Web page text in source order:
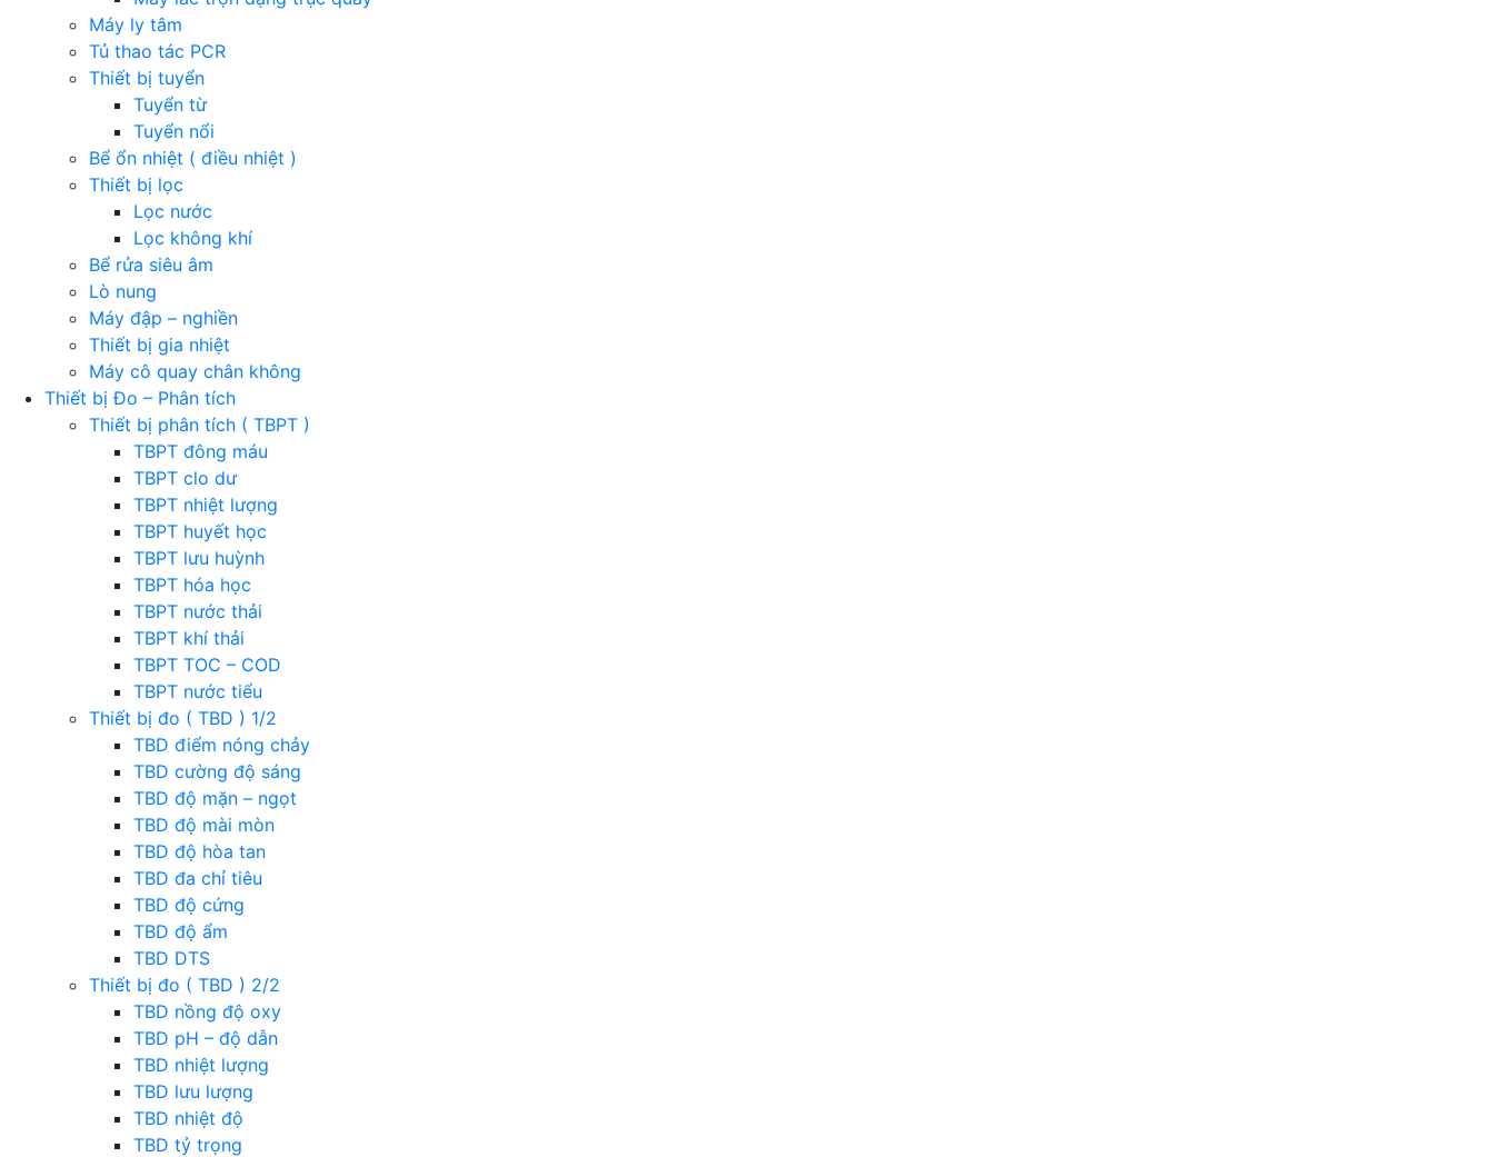
Máy ly tâm
Tủ thao tác PCR
Thiết bị tuyển
Tuyển từ
Tuyển nổi
Bể ổn nhiệt ( điều nhiệt )
Thiết bị lọc
Lọc nước
Lọc không khí
Bể rửa siêu âm
Lò nung
Máy đập – nghiền
Thiết bị gia nhiệt
Máy cô quay chân không
Thiết bị Đo – Phân tích
Thiết bị phân tích ( TBPT )
TBPT đông máu
TBPT clo dư
TBPT nhiệt lượng
TBPT huyết học
TBPT lưu huỳnh
TBPT hóa học
TBPT nước thải
TBPT khí thải
TBPT TOC – COD
TBPT nước tiểu
Thiết bị đo ( TBD ) 1/2
TBD điểm nóng chảy
TBD cường độ sáng
TBD độ mặn – ngọt
TBD độ mài mòn
TBD độ hòa tan
TBD đa chỉ tiêu
TBD độ cứng
TBD độ ẩm
TBD DTS
Thiết bị đo ( TBD ) 2/2
TBD nồng độ oxy
TBD pH – độ dẫn
TBD nhiệt lượng
TBD lưu lượng
TBD nhiệt độ
TBD tỷ trọng